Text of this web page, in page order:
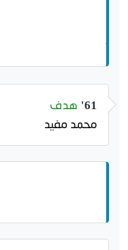
61' هدف
محمد مفيد